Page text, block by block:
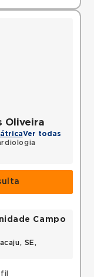
Oliveira
Ver todas
Campo
SE,